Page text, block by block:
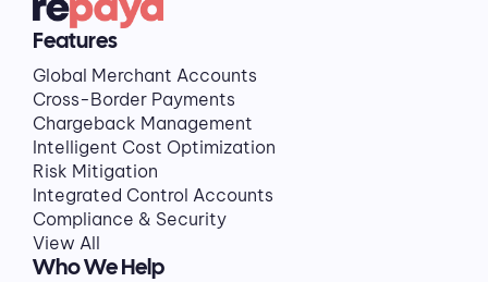
Features
Global Merchant Accounts
Cross-Border Payments
Chargeback Management
Intelligent Cost Optimization
Risk Mitigation
Integrated Control Accounts
Compliance & Security
View All
Who We Help